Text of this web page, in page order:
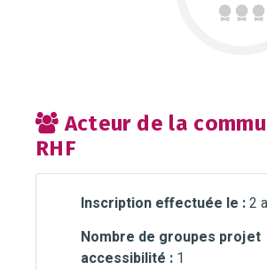
Acteur de la
RHF
Inscription effectuée le :2
Nombre de groupes projet
accessibilité : 1